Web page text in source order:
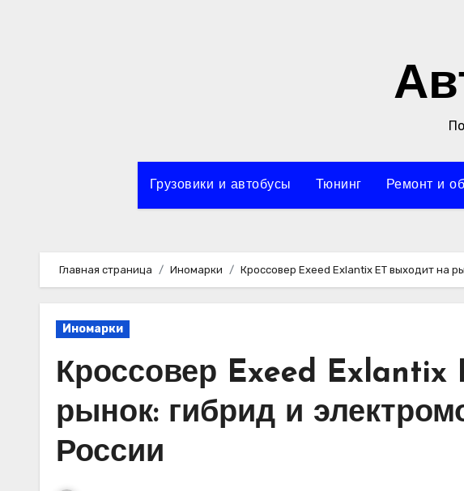
Грузовики и автобусы Тюнинг Ремонт и
Главная страница Иномарки Кроссовер Exeed Exlantix ET выходит на
Иномарки
Кроссовер Exeed Exlantix
рынок: гибрид и
России